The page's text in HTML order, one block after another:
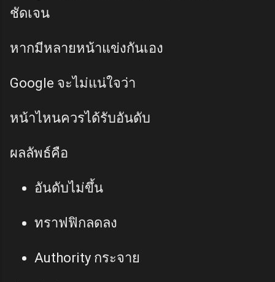
ชัดเจน
หากมีหลายหน้าแข่งกันเอง
Google จะไม่แน่ใจว่า
หน้าไหนควรได้รับอันดับ
ผลลัพธ์คือ
อันดับไม่ขึ้น
ทราฟฟิกลดลง
Authority กระจาย